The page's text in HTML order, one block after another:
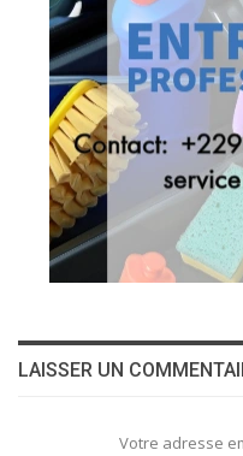
LAISSER UN
Votre adresse